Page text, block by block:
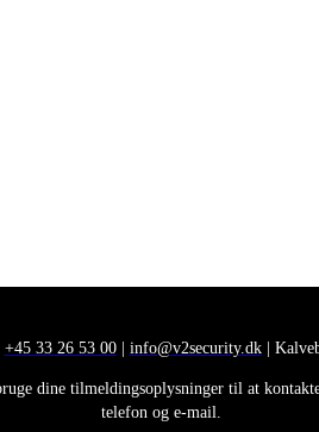
+45 33 26 53 00| info@v2security.dk|
dine tilmeldingsoplysninger til at
telefon og e-mail.